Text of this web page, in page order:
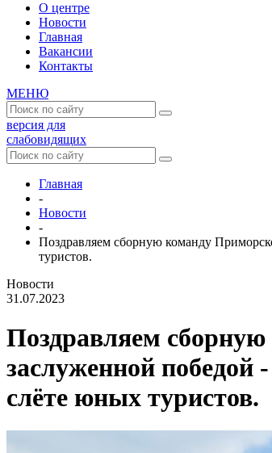
О центре
Новости
Главная
Вакансии
Контакты
МЕНЮ
версия для
слабовидящих
Главная
-
Новости
-
Поздравляем сборную команду
туристов.
Новости
31.07.2023
Поздравляем
заслуженной победой
слёте юных туристов.